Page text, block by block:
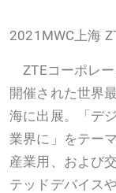
2021MWC上海
ZTEコーポレ
開催された世界
海に出展。「デ
業界に」をテー
産業用、および
テッドデバイス